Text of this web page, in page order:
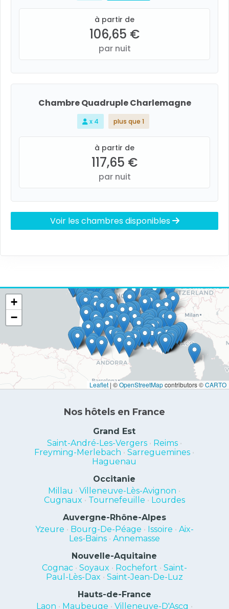
à partir de
106,65 €
par nuit
Chambre Quadruple Charlemagne
x 4 plus que 1
à partir de
117,65 €
par nuit
Voir les chambres disponibles
+
−
Leaflet | ©OpenStreetMapcontributors ©CARTO
Nos hôtels en France
Grand Est
Saint-André-Les-Vergers• Reims•
Freyming-Merlebach •Sarreguemines •
Haguenau
Occitanie
Millau •Villeneuve-Lès-Avignon •
Cugnaux • Tournefeuille • Lourdes
Auvergne-Rhône-Alpes
Yzeure • Bourg-De-Péage • Issoire • Aix-
Les-Bains• Annemasse
Nouvelle-Aquitaine
Cognac• Soyaux • Rochefort • Saint-
Paul-Lès-Dax • Saint-Jean-De-Luz
Hauts-de-France
Laon • Maubeuge • Villeneuve-D'Ascq •